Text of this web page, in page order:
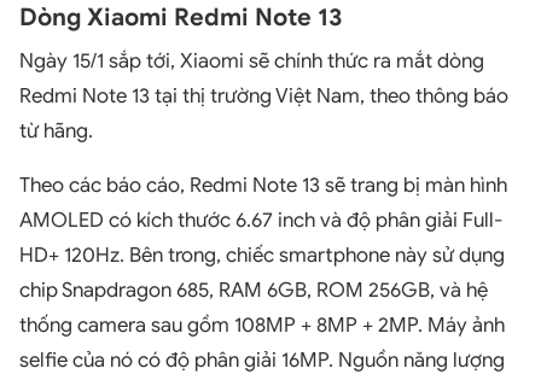
Dòng Xiaomi Redmi Note 13
Ngày 15/1 sắp tới, Xiaomi sẽ chính thức ra mắt dòng
Redmi Note 13 tại thị trường Việt Nam, theo thông báo
từ hãng.
Theo các báo cáo, Redmi Note 13 sẽ trang bị màn hình
AMOLED có kích thước 6.67 inch và độ phân giải Full-
HD+ 120Hz. Bên trong, chiếc smartphone này sử dụng
chip Snapdragon 685, RAM 6GB, ROM 256GB, và hệ
thống camera sau gồm 108MP + 8MP + 2MP. Máy ảnh
selfie của nó có độ phân giải 16MP. Nguồn năng lượng